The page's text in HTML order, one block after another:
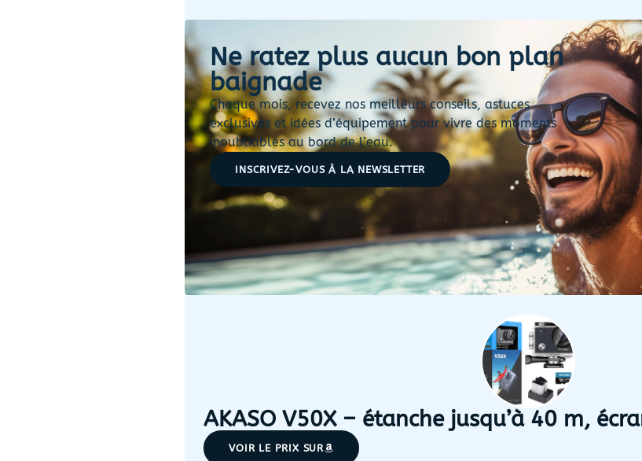
Ne ratez plus aucun bon plan
baignade
Chaque mois, recevez nos meilleurs conseils, astuces
exclusives et idées d’équipement pour vivre des moments
inoubliables au bord de l’eau.
INSCRIVEZ-VOUS À LA NEWSLETTER
AKASO V50X – étanche jusqu’à 40 m,
VOIR LE PRIX SUR